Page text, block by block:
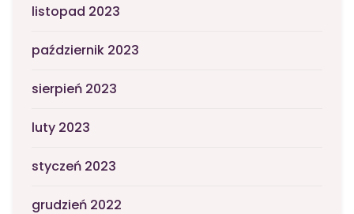
listopad 2023
październik 2023
sierpień 2023
luty 2023
styczeń 2023
grudzień 2022